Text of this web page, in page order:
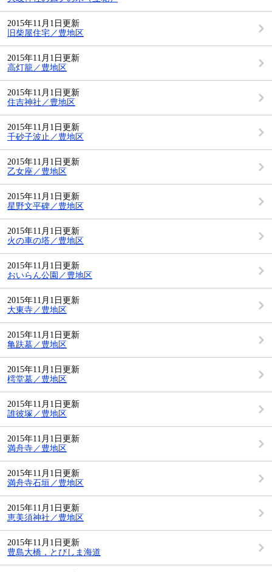
2015年11月1日更新
旧柴屋住宅／豊地区
2015年11月1日更新
高灯籠／豊地区
2015年11月1日更新
住吉神社／豊地区
2015年11月1日更新
千砂子波止／豊地区
2015年11月1日更新
乙女座／豊地区
2015年11月1日更新
星野文平碑／豊地区
2015年11月1日更新
火の車の塔／豊地区
2015年11月1日更新
おいらん公園／豊地区
2015年11月1日更新
大東寺／豊地区
2015年11月1日更新
亀趺墓／豊地区
2015年11月1日更新
樗堂墓／豊地区
2015年11月1日更新
誰彼塚／豊地区
2015年11月1日更新
満舟寺／豊地区
2015年11月1日更新
満舟寺石垣／豊地区
2015年11月1日更新
恵美須神社／豊地区
2015年11月1日更新
豊島大橋，とびしま海道